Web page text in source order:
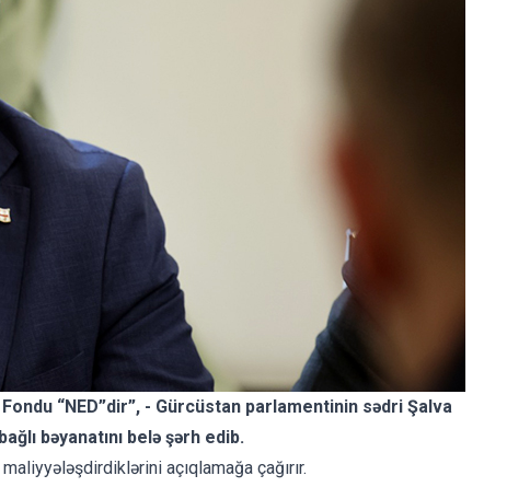
“NED”dir”, - Gürcüstan parlamentinin sədri Şalva
bəyanatını belə şərh edib.
açıqlamağa çağırır.